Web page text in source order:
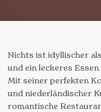
Nichts ist idyllischer
und ein leckeres
Mit seiner perfekten
und niederländischer
romantische